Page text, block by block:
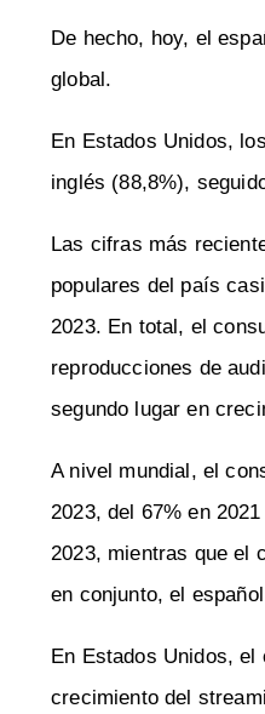
De hecho, hoy, el
global.
En Estados Unidos,
inglés (88,8%),
Las cifras más
populares del país
2023. En total, el
reproducciones de
segundo lugar en
A nivel mundial, el
2023, del 67% en
2023, mientras que el
en conjunto, el
En Estados Unidos,
crecimiento del